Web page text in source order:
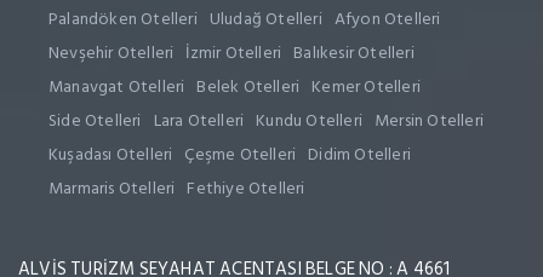
Palandöken Otelleri Uludağ Otelleri Afyon Otelleri
Nevşehir Otelleri İzmir Otelleri Balıkesir Otelleri
Manavgat Otelleri Belek Otelleri Kemer Otelleri
Side Otelleri Lara Otelleri Kundu Otelleri Mersin Otelleri
Kuşadası Otelleri Çeşme Otelleri Didim Otelleri
Marmaris Otelleri Fethiye Otelleri
ALVİS TURİZM SEYAHAT ACENTASI BELGE NO : A 4661